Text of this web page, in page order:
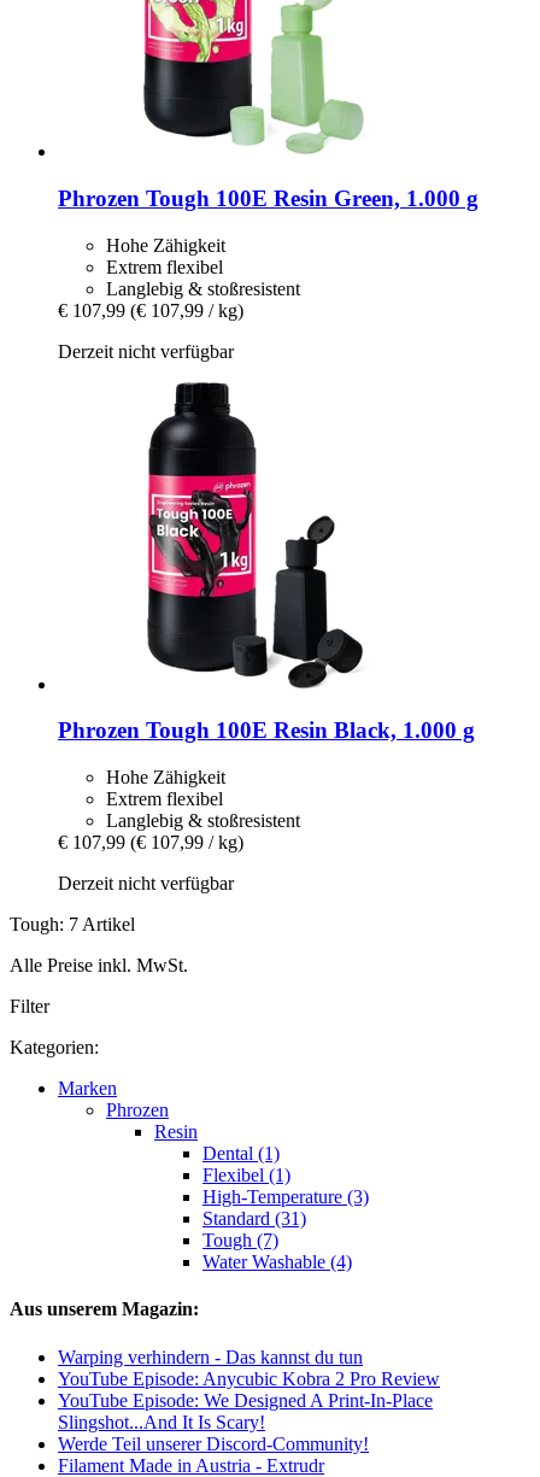
Phrozen Tough 100E Resin Green, 1.000 g
Hohe Zähigkeit
Extrem flexibel
Langlebig & stoßresistent
€ 107,99 (€ 107,99 / kg)
Derzeit nicht verfügbar
Phrozen Tough 100E Resin Black, 1.000 g
Hohe Zähigkeit
Extrem flexibel
Langlebig & stoßresistent
€ 107,99 (€ 107,99 / kg)
Derzeit nicht verfügbar
Tough: 7 Artikel
Alle Preise inkl. MwSt.
Filter
Kategorien:
Marken
Phrozen
Resin
Dental (1)
Flexibel (1)
High-Temperature (3)
Standard (31)
Tough (7)
Water Washable (4)
Aus unserem Magazin:
Warping verhindern - Das kannst du tun
YouTube Episode: Anycubic Kobra 2 Pro Review
YouTube Episode: We Designed A Print-In-Place
Slingshot...And It Is Scary!
Werde Teil unserer Discord-Community!
Filament Made in Austria - Extrudr